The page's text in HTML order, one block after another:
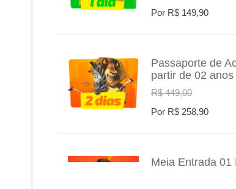
Por R$ 149,90
INFO
Passaporte de
partir de 02 anos
R$ 449,00
Por R$ 258,90
Meia Entrada 01